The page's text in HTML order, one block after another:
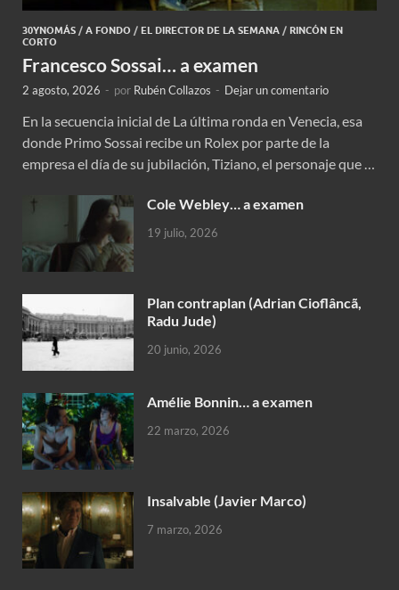
30YNOMÁS / A FONDO / EL DIRECTOR DE LA SEMANA / RINCÓN EN
CORTO
Francesco Sossai… a examen
2 agosto, 2026 - por Rubén Collazos - Dejar un comentario
En la secuencia inicial de La última ronda en Venecia, esa
donde Primo Sossai recibe un Rolex por parte de la
empresa el día de su jubilación, Tiziano, el personaje que …
Cole Webley… a examen
19 julio, 2026
Plan contraplan (Adrian Cioflâncã,
Radu Jude)
20 junio, 2026
Amélie Bonnin… a examen
22 marzo, 2026
Insalvable (Javier Marco)
7 marzo, 2026